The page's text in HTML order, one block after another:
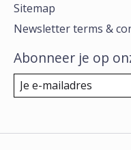
Sitemap
Newsletter terms &
Abonneer je op